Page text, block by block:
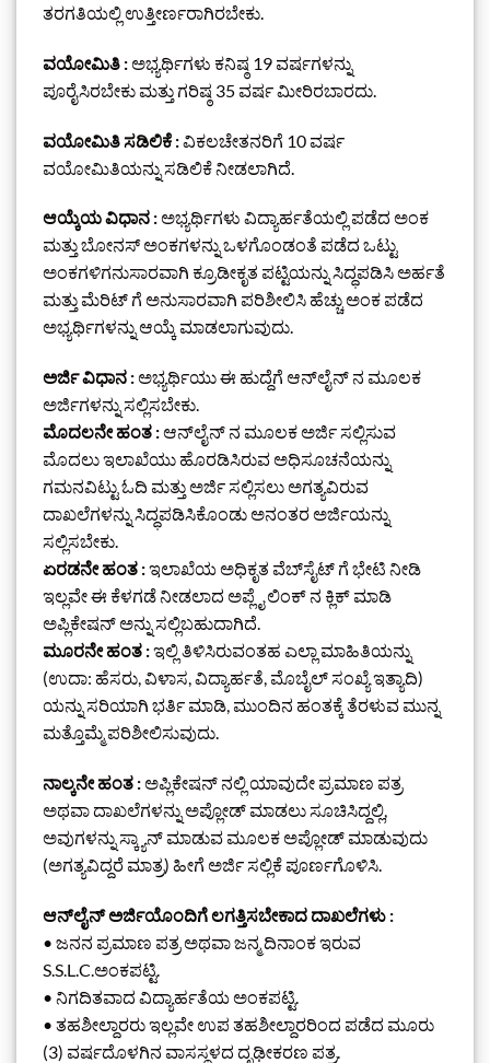
ತರಗತಿಯಲ್ಲಿ ಉತ್ತೀರ್ಣರಾಗಿರಬೇಕು.
ವಯೋಮಿತಿ :ಅಭ್ಯರ್ಥಿಗಳು ಕನಿಷ್ಠ 19 ವರ್ಷಗಳನ್ನು
ಪೂರೈಸಿರಬೇಕು ಮತ್ತು ಗರಿಷ್ಠ 35 ವರ್ಷ ಮೀರಿರಬಾರದು.
ವಯೋಮಿತಿ ಸಡಿಲಿಕೆ :ವಿಕಲಚೇತನರಿಗೆ 10 ವರ್ಷ
ವಯೋಮಿತಿಯನ್ನು ಸಡಿಲಿಕೆ ನೀಡಲಾಗಿದೆ.
ಆಯ್ಕೆಯ ವಿಧಾನ :ಅಭ್ಯರ್ಥಿಗಳು ವಿದ್ಯಾರ್ಹತೆಯಲ್ಲಿ ಪಡೆದ ಅಂಕ
ಮತ್ತು ಬೋನಸ್ ಅಂಕಗಳನ್ನು ಒಳಗೊಂಡಂತೆ ಪಡೆದ ಒಟ್ಟು
ಅಂಕಗಳಿಗನುಸಾರವಾಗಿ ಕ್ರೂಡೀಕೃತ ಪಟ್ಟಿಯನ್ನು ಸಿದ್ಧಪಡಿಸಿ ಅರ್ಹತೆ
ಮತ್ತು ಮೆರಿಟ್ ಗೆ ಅನುಸಾರವಾಗಿ ಪರಿಶೀಲಿಸಿ ಹೆಚ್ಚು ಅಂಕ ಪಡೆದ
ಅಭ್ಯರ್ಥಿಗಳನ್ನು ಆಯ್ಕೆ ಮಾಡಲಾಗುವುದು.
ಅರ್ಜಿ ವಿಧಾನ :ಅಭ್ಯರ್ಥಿಯು ಈ ಹುದ್ದೆಗೆ ಆನ್‌ಲೈನ್‌ ನ ಮೂಲಕ
ಅರ್ಜಿಗಳನ್ನು ಸಲ್ಲಿಸಬೇಕು.
ಮೊದಲನೇ ಹಂತ :ಆನ್‌ಲೈನ್‌ ನ ಮೂಲಕ ಅರ್ಜಿ ಸಲ್ಲಿಸುವ
ಮೊದಲು ಇಲಾಖೆಯು ಹೊರಡಿಸಿರುವ ಅಧಿಸೂಚನೆಯನ್ನು
ಗಮನವಿಟ್ಟು ಓದಿ ಮತ್ತು ಅರ್ಜಿ ಸಲ್ಲಿಸಲು ಅಗತ್ಯವಿರುವ
ದಾಖಲೆಗಳನ್ನು ಸಿದ್ಧಪಡಿಸಿಕೊಂಡು ಅನಂತರ ಅರ್ಜಿಯನ್ನು
ಸಲ್ಲಿಸಬೇಕು.
ಏರಡನೇ ಹಂತ :ಇಲಾಖೆಯ ಅಧಿಕೃತ ವೆಬ್‌ಸೈಟ್ ಗೆ ಭೇಟಿ ನೀಡಿ
ಇಲ್ಲವೇ ಈ ಕೆಳಗಡೆ ನೀಡಲಾದ ಅಪ್ಲೈ ಲಿಂಕ್ ನ ಕ್ಲಿಕ್ ಮಾಡಿ
ಅಪ್ಲಿಕೇಷನ್ ಅನ್ನು ಸಲ್ಲಿಬಹುದಾಗಿದೆ.
ಮೂರನೇ ಹಂತ :ಇಲ್ಲಿ ತಿಳಿಸಿರುವಂತಹ ಎಲ್ಲಾ ಮಾಹಿತಿಯನ್ನು
(ಉದಾ: ಹೆಸರು, ವಿಳಾಸ, ವಿದ್ಯಾರ್ಹತೆ, ಮೊಬೈಲ್ ಸಂಖ್ಯೆ ಇತ್ಯಾದಿ)
ಯನ್ನು ಸರಿಯಾಗಿ ಭರ್ತಿ ಮಾಡಿ, ಮುಂದಿನ ಹಂತಕ್ಕೆ ತೆರಳುವ ಮುನ್ನ
ಮತ್ತೊಮ್ಮೆ ಪರಿಶೀಲಿಸುವುದು.
ನಾಲ್ಕನೇ ಹಂತ :ಅಪ್ಲಿಕೇಷನ್ ನಲ್ಲಿ ಯಾವುದೇ ಪ್ರಮಾಣ ಪತ್ರ
ಅಥವಾ ದಾಖಲೆಗಳನ್ನು ಅಪ್ಲೋಡ್ ಮಾಡಲು ಸೂಚಿಸಿದ್ದಲ್ಲಿ,
ಅವುಗಳನ್ನು ಸ್ಕ್ಯಾನ್ ಮಾಡುವ ಮೂಲಕ ಅಪ್ಲೋಡ್ ಮಾಡುವುದು
(ಅಗತ್ಯವಿದ್ದರೆ ಮಾತ್ರ) ಹೀಗೆ ಅರ್ಜಿ ಸಲ್ಲಿಕೆ ಪೂರ್ಣಗೊಳಿಸಿ.
ಆನ್‌ಲೈನ್‌ ಅರ್ಜಿಯೊಂದಿಗೆ ಲಗತ್ತಿಸಬೇಕಾದ ದಾಖಲೆಗಳು :
• ಜನನ ಪ್ರಮಾಣ ಪತ್ರ ಅಥವಾ ಜನ್ಮ ದಿನಾಂಕ ಇರುವ
S.S.L.C.ಅಂಕಪಟ್ಟಿ.
• ನಿಗದಿತವಾದ ವಿದ್ಯಾರ್ಹತೆಯ ಅಂಕಪಟ್ಟಿ.
• ತಹಶೀಲ್ದಾರರು ಇಲ್ಲವೇ ಉಪ ತಹಶೀಲ್ದಾರರಿಂದ ಪಡೆದ ಮೂರು
(3) ವರ್ಷದೊಳಗಿನ ವಾಸಸ್ಥಳದ ದೃಢೀಕರಣ ಪತ್ರ.